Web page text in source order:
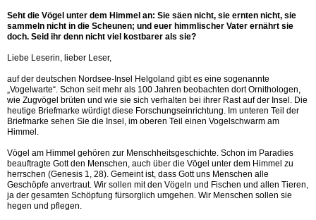
Seht die Vögel unter dem Himmel an: Sie säen nicht, sie ernten nicht, sie
sammeln nicht in die Scheunen; und euer himmlischer Vater ernährt sie
doch. Seid ihr denn nicht viel kostbarer als sie?
Liebe Leserin, lieber Leser,
auf der deutschen Nordsee-Insel Helgoland gibt es eine sogenannte
„Vogelwarte“. Schon seit mehr als 100 Jahren beobachten dort Ornithologen,
wie Zugvögel brüten und wie sie sich verhalten bei ihrer Rast auf der Insel. Die
heutige Briefmarke würdigt diese Forschungseinrichtung. Im unteren Teil der
Briefmarke sehen Sie die Insel, im oberen Teil einen Vogelschwarm am
Himmel.
Vögel am Himmel gehören zur Menschheitsgeschichte. Schon im Paradies
beauftragte Gott den Menschen, auch über die Vögel unter dem Himmel zu
herrschen (Genesis 1, 28). Gemeint ist, dass Gott uns Menschen alle
Geschöpfe anvertraut. Wir sollen mit den Vögeln und Fischen und allen Tieren,
ja der gesamten Schöpfung fürsorglich umgehen. Wir Menschen sollen sie
hegen und pflegen.